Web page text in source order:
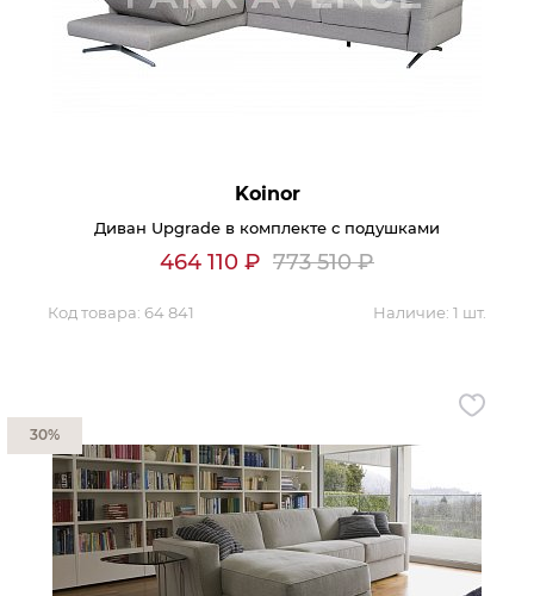
Koinor
Диван Upgrade в комплекте с подушками
464 110 ₽ 773 510₽
Код товара: 64 841 Наличие: 1 шт.
30%